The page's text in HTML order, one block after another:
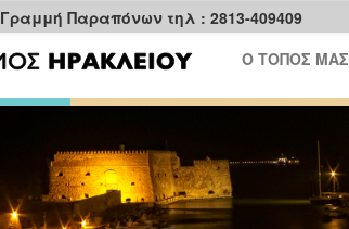
Γραμμή Παραπόνων τηλ : 2813-409409
Ο ΤΟΠΟΣ ΜΑΣ